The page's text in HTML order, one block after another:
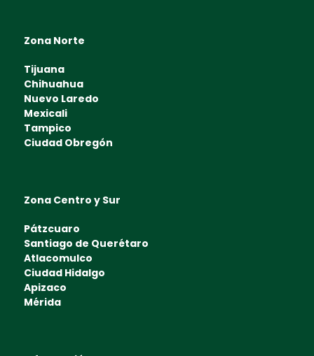
Zona Norte
Tijuana
Chihuahua
Nuevo Laredo
Mexicali
Tampico
Ciudad Obregón
Zona Centro y Sur
Pátzcuaro
Santiago de Querétaro
Atlacomulco
Ciudad Hidalgo
Apizaco
Mérida